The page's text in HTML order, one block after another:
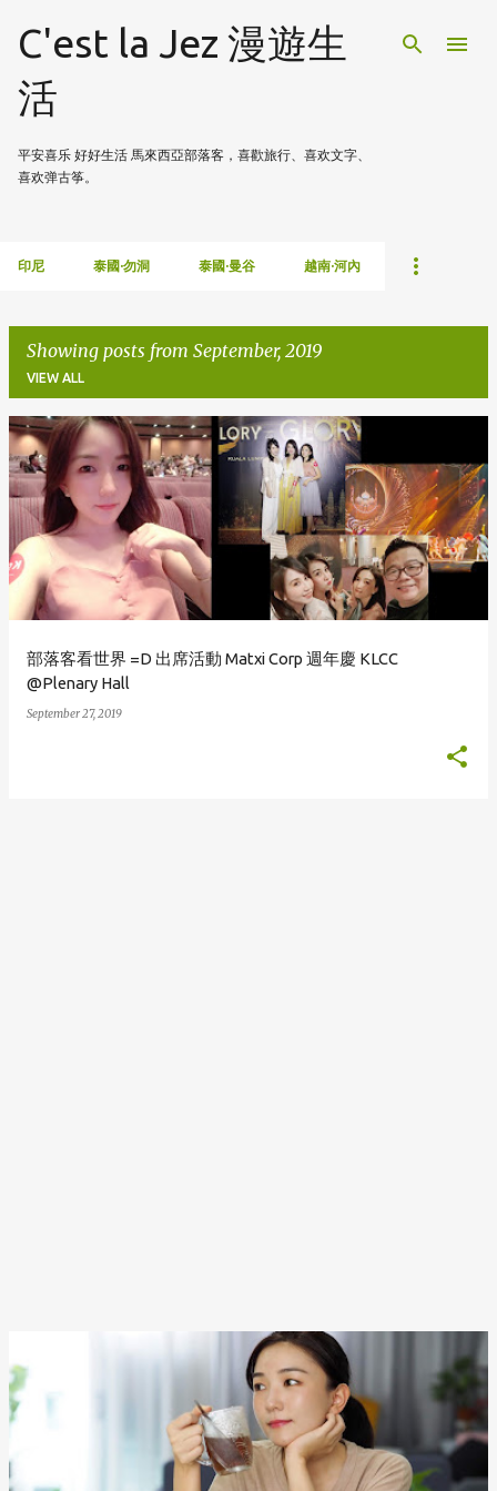
Skip to main content
C'est la Jez 漫遊生
活
平安喜乐 好好生活 馬來西亞部落客，喜歡旅行、喜欢文字、
喜欢弹古筝。
印尼 泰國·勿洞 泰國·曼谷 越南·河內
Showing posts from September, 2019
VIEW ALL
P
o
s
t
s
部落客看世界 =D 出席活動 Matxi Corp 週年慶 KLCC
@Plenary Hall
September 27, 2019